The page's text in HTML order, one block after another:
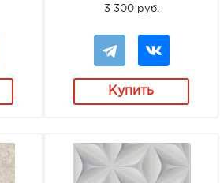
3 300 руб.
Купить